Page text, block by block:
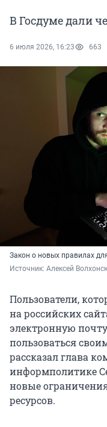
В Госдуме дали
6 июля 2026, 16:23 663
Закон о новых правилах
Источник: Алексей
Пользователи,
на российских
электронную
пользоваться
рассказал глава
информполитике
новые
ресурсов.